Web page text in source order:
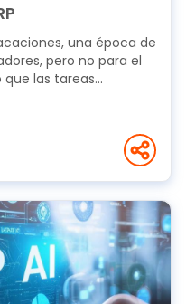
una época de
pero no para el
las tareas...